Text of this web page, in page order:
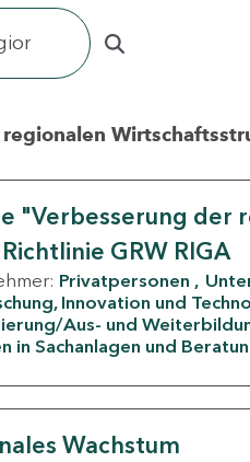
"Verbesserung der
GRW RIGA
Privatpersonen
Innovation und
Aus- und
in Sachanlagen und
Wachstum